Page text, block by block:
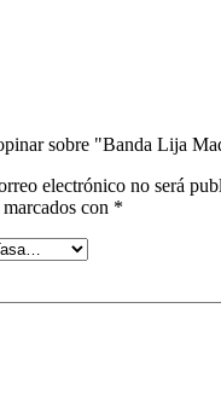
sobre "Banda Lija
electrónico no será
con *